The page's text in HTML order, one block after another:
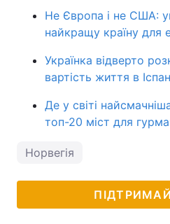
Не Європа і не США:
найкращу країну для
Українка відверто
вартість життя в
Де у світі
топ-20 міст для
Норвегія